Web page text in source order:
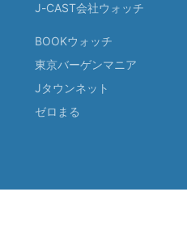
J-CAST会社ウォッチ
BOOKウォッチ
東京バーゲンマニア
Jタウンネット
ゼロまる